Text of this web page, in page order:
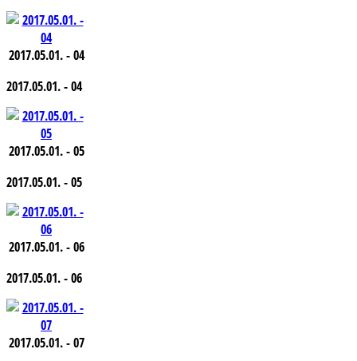
2017.05.01. - 04
2017.05.01. - 04
2017.05.01. - 05
2017.05.01. - 05
2017.05.01. - 06
2017.05.01. - 06
2017.05.01. - 07